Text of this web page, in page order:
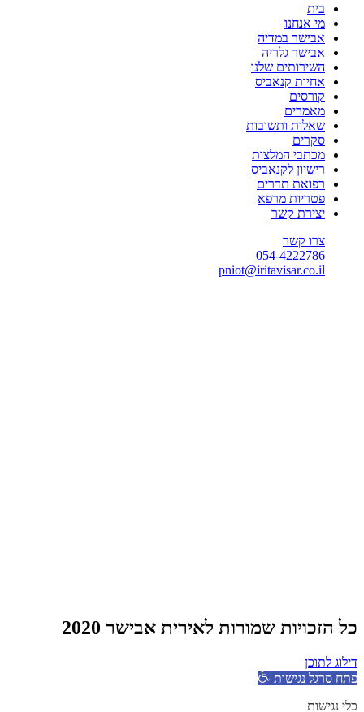
בית
מי אנחנו
אבישר במדיה
אבישר גלריה
השירותים שלנו
אחיות קנאביס
קורסים
מאמרים
שאלות ותשובות
סקרים
מכתבי המלצות
רישיון לקנאביס
רפואת תדרים
פטריות מרפא
יצירת קשר
צרו קשר
054-4222786
pniot@iritavisar.co.il
כל הזכויות שמורות לאירית אבישר 2020
דילוג לתוכן
פתח סרגל נגישות
כלי נגישות